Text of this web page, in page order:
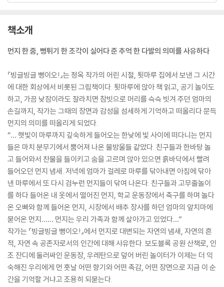
책소개
먼지 한 줌, 뻥튀기 한 조각이 실어다 준 추억 한 다발의 의미를 사유하다
『빙글빙글 뻥이오!』는 정옥 작가의 어린 시절, 툇마루 집에서 보낸 그 시간
에 대한 회상에서 비롯된 그림책이다. 툇마루에 앉아 책 읽고, 공기 놀이도
하고, 가끔 낮잠이라도 잘라치면 참빗으로 머리를 슥슥 빗겨 주던 엄마의
손길까지, 작가는 그때의 장면과 감성을 섬세하게 기억하고 떠올리다 문득
먼지의 의미를 떠올리게 되었다.
“… 햇빛이 마루까지 깊숙하게 들어오는 한낮에 빛 사이에 떠다니는 먼지
들은 마치 분무기에서 뿜어져 나온 물방울들 같았다. 친구들과 한바탕 놀
고 들어와서 찬물을 들이키고 숨을 고르며 앉아 있으면 흙바닥에서 빨려
들어오던 먼지 냄새. 저녁에 엄마가 걸레로 마루를 닦아내면 아침에 닦아
낸 마루에서 또 다시 검누런 먼지들이 닦여 나온다. 친구들과 고무줄놀이
를 하다 들어온 내 옷에서 떨어진 먼지, 학교 운동장에서 축구를 하며 놀다
온 오빠와 함께 들어온 먼지, 시장에서 배추 장사를 하던 엄마의 앞치마에
묻어온 먼지…… 먼지는 우리 가족과 함께 살아가고 있었다…”
작가는 『빙글빙글 뻥이오!』에서 먼지로 대변되는 자연의 냄새, 자연의 흔
적, 자연 속 공존자로서의 인간에 대해 사유한다. 보도블록 공원 산책로, 인
조 잔디에 둘러싸인 운동장, 우레탄으로 덮어 버린 놀이터가 이제는 더 익
숙해진 우리에게 먼 훗날 어떤 향기와 어떤 촉감, 어떤 장면으로 지금 이 순
간을 기억할 거냐고 조용히 되묻는다.